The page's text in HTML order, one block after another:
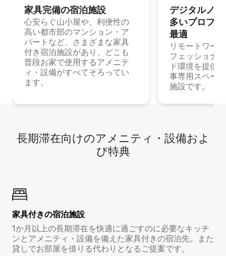
家具完備の宿⁠泊⁠施⁠設
心安らぐ山小屋や、利便性の
高い都市部のマンション・ア
パートなど、さまざまな家具
付き宿泊施設があり、どこも
普段お家で使用するアメニテ
ィ・設備がすべてそろってい
ます。
デジタルノ
多⁠いプ⁠ロ⁠フ⁠
最⁠適
リモートワー
フェッショナ
ド環境を提供
事専用スペー
施設です。
長期滞在向け⁠のア⁠メ⁠ニ⁠テ⁠ィ⁠・設⁠備⁠およ
び特⁠典
家具付き⁠の宿⁠泊⁠施⁠設
1か月以上の長期滞在を快適に過ごすのに必要なキッチ
ンとアメニティ・設備を備えた家具付きの宿泊先。また
貸しでお部屋を借りる代わりとなるご提案です。